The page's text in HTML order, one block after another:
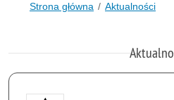
Strona główna Aktualności